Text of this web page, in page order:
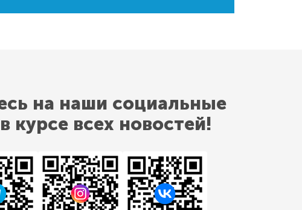
на наши социальные
курсе всех новостей!